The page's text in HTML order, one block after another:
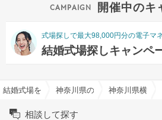
開催中のキ
式場探しで最大98,000円分の電子マ
結婚式場探しキャンペ
結婚式場を探すならハナユメ神奈川県の結婚式場一覧
神奈川県横浜
相談して探す